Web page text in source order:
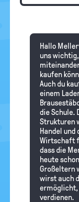
Hallo
uns
kaufen
Auch du
einem
die Schule.
Strukturen
Handel
Wirtschaft
dass die
heute
Großeltern
wirst auch
ermöglicht,
verdienen.